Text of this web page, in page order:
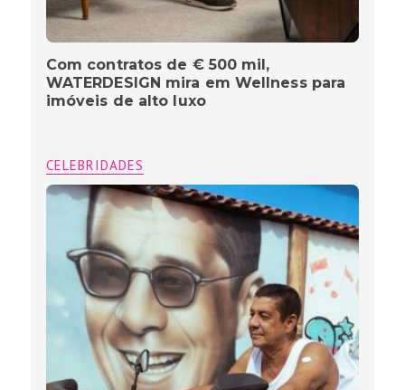
Com contratos de € 500 mil,
WATERDESIGN mira em Wellness para
imóveis de alto luxo
CELEBRIDADES